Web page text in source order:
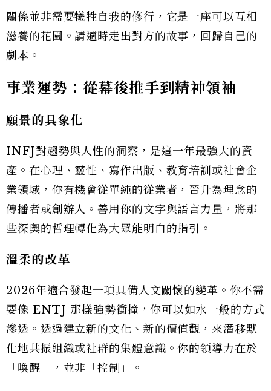
關係並非需要犧牲自我的修行，它是一座可以互相
滋養的花園。請適時走出對方的故事，回歸自己的
劇本。
事業運勢：從幕後推手到精神領袖
願景的具象化
INFJ對趨勢與人性的洞察，是這一年最強大的資
產。在心理、靈性、寫作出版、教育培訓或社會企
業領域，你有機會從單純的從業者，晉升為理念的
傳播者或創辦人。善用你的文字與語言力量，將那
些深奧的哲理轉化為大眾能明白的指引。
溫柔的改革
2026年適合發起一項具備人文關懷的變革。你不需
要像 ENTJ 那樣強勢衝撞，你可以如水一般的方式
滲透。透過建立新的文化、新的價值觀，來潛移默
化地共振組織或社群的集體意識。你的領導力在於
「喚醒」，並非「控制」。